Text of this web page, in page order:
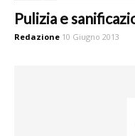
Pulizia e
Redazione 10 Giugno 2013